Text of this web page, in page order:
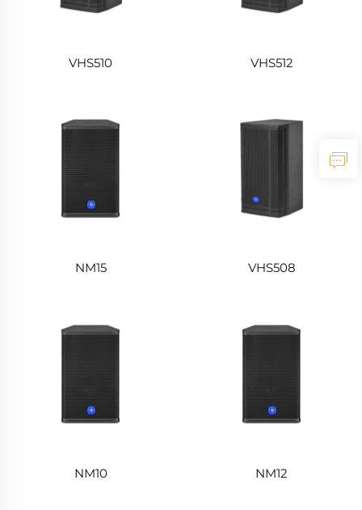
VHS512
VHS510
VHS508
NM15
NM12
NM10